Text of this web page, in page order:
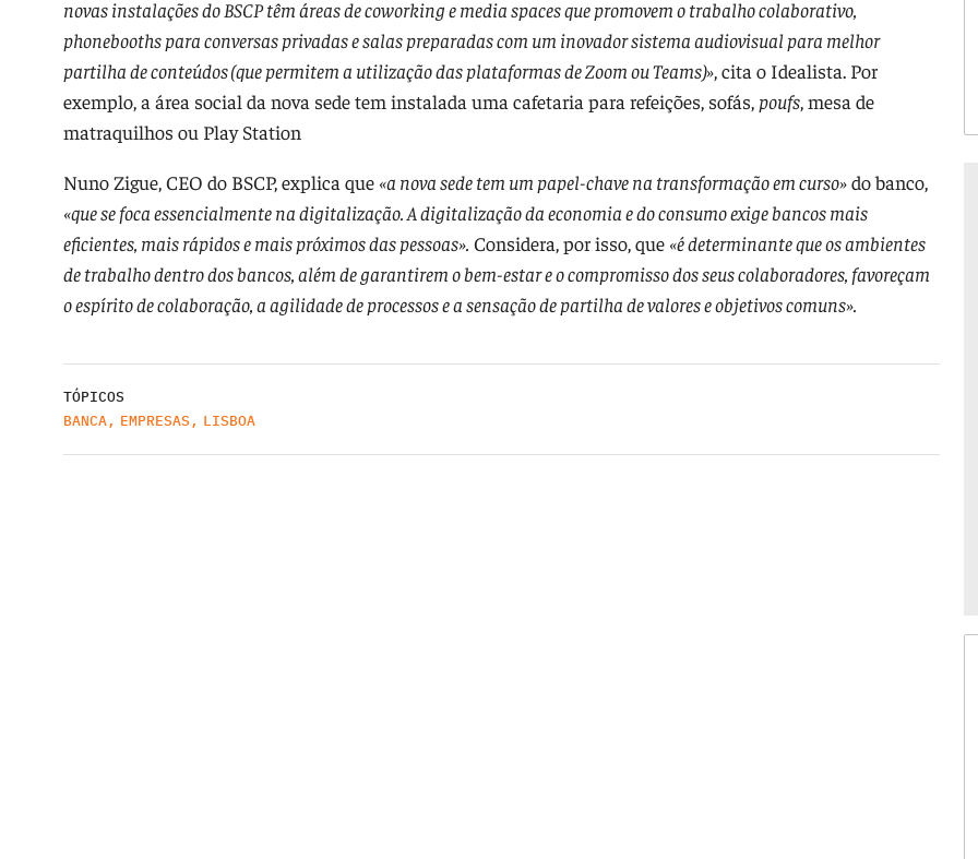
novas instalações do BSCP têm áreas de coworking e media spaces que promovem o trabalho colaborativo,
phonebooths para conversas privadas e salas preparadas com um inovador sistema audiovisual para melhor
partilha de conteúdos (que permitem a utilização das plataformas de Zoom ou Teams)» , cita o Idealista. Por
exemplo, a área social da nova sede tem instalada uma cafetaria para refeições, sofás, poufs , mesa de
matraquilhos ou Play Station
Nuno Zigue, CEO do BSCP, explica que «a nova sede tem um papel-chave na transformação em curso»do banco,
«que se foca essencialmente na digitalização. A digitalização da economia e do consumo exige bancos mais
eficientes, mais rápidos e mais próximos das pessoas». Considera, por isso, que «é determinante que os ambientes
de trabalho dentro dos bancos, além de garantirem o bem-estar e o compromisso dos seus colaboradores, favoreçam
o espírito de colaboração, a agilidade de processos e a sensação de partilha de valores e objetivos comuns».
TÓPICOS
BANCA, EMPRESAS , LISBOA